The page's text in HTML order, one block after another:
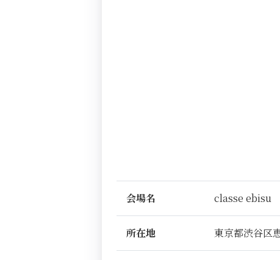
会場名 classe ebisu
所在地 東京都渋谷区